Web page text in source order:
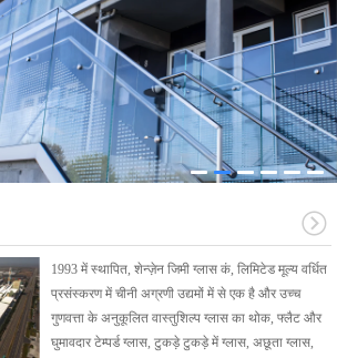
1993 में स्थापित, शेन्ज़ेन जिमी ग्लास कं, लिमिटेड मूल्य वर्धित
प्रसंस्करण में चीनी अग्रणी उद्यमों में से एक है और उच्च
गुणवत्ता के अनुकूलित वास्तुशिल्प ग्लास का थोक, फ्लैट और
घुमावदार टेम्पर्ड ग्लास, टुकड़े टुकड़े में ग्लास, अछूता ग्लास,